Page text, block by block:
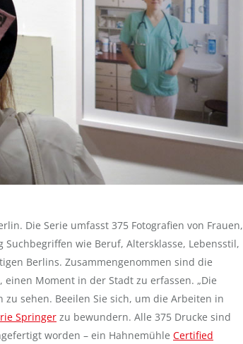
Die Serie umfasst 375 Fotografien von Frauen,
wie Beruf, Altersklasse, Lebensstil,
Berlins. Zusammengenommen sind die
Moment in der Stadt zu erfassen. „Die
sehen. Beeilen Sie sich, um die Arbeiten in
Springer zu bewundern. Alle 375 Drucke sind
worden – ein Hahnemühle Certified